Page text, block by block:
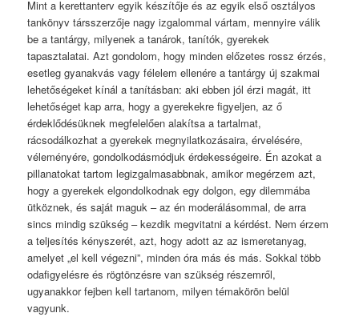
Mint a kerettanterv egyik készítője és az egyik első osztályos
tankönyv társszerzője nagy izgalommal vártam, mennyire válik
be a tantárgy, milyenek a tanárok, tanítók, gyerekek
tapasztalatai. Azt gondolom, hogy minden előzetes rossz érzés,
esetleg gyanakvás vagy félelem ellenére a tantárgy új szakmai
lehetőségeket kínál a tanításban: aki ebben jól érzi magát, itt
lehetőséget kap arra, hogy a gyerekekre figyeljen, az ő
érdeklődésüknek megfelelően alakítsa a tartalmat,
rácsodálkozhat a gyerekek megnyilatkozásaira, érvelésére,
véleményére, gondolkodásmódjuk érdekességeire. Én azokat a
pillanatokat tartom legizgalmasabbnak, amikor megérzem azt,
hogy a gyerekek elgondolkodnak egy dolgon, egy dilemmába
ütköznek, és saját maguk – az én moderálásommal, de arra
sincs mindig szükség – kezdik megvitatni a kérdést. Nem érzem
a teljesítés kényszerét, azt, hogy adott az az ismeretanyag,
amelyet „el kell végezni”, minden óra más és más. Sokkal több
odafigyelésre és rögtönzésre van szükség részemről,
ugyanakkor fejben kell tartanom, milyen témakörön belül
vagyunk.